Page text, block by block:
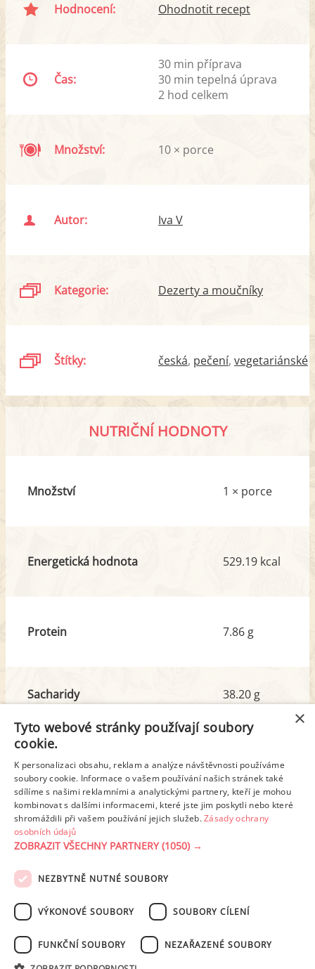
Hodnocení: Ohodnotit recept
Čas:
30 min příprava
30 min tepelná úprava
2 hod celkem
Množství: 10 × porce
Autor: Iva V
Kategorie: Dezerty a moučníky
Štítky: česká pečení vegetariánské
NUTRIČNÍ HODNOTY
Množství 1 × porce
Energetická hodnota 529.19 kcal
Protein 7.86 g
Sacharidy
z toho cukr
38.20 g
25.63 g
Tuk
z toho nas. mastné kyseliny
39.12 g
17.61 g
Detailní rozpis
PODMÍNKY UŽITÍ ZÁSADY OCHRANY OSOBNÍCH ÚDAJŮ
NASTAVENÍ COOKIES
×
Tyto webové stránky používají soubory
cookie.
K personalizaci obsahu, reklam a analýze návštěvnosti používáme
soubory cookie. Informace o vašem používání našich stránek také
sdílíme s našimi reklamními a analytickými partnery, kteří je mohou
kombinovat s dalšími informacemi, které jste jim poskytli nebo které
shromáždili při vašem používání jejich služeb.Zásady ochrany
osobních údajů
ZOBRAZIT VŠECHNY PARTNERY(1050) →
NEZBYTNĚ NUTNÉ SOUBORY
VÝKONOVÉ SOUBORY SOUBORY CÍLENÍ
FUNKČNÍ SOUBORY NEZAŘAZENÉ SOUBORY